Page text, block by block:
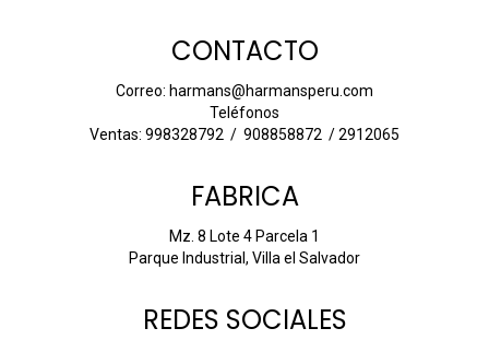
CONTACTO
Correo: harmans@harmansperu.com
Teléfonos
Ventas: 998328792 / 908858872 / 2912065
FABRICA
Mz. 8 Lote 4 Parcela 1
Parque Industrial, Villa el Salvador
REDES SOCIALES